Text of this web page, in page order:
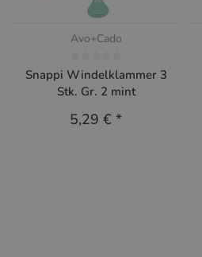
Avo+Cado
Snappi Windelklammer 3
Stk. Gr. 2 mint
5,29 €*